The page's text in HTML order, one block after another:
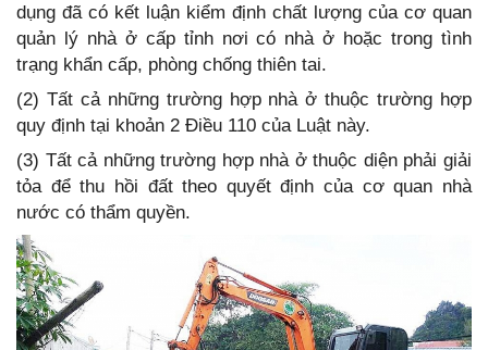
dụng đã có kết luận kiểm định chất lượng của cơ quan
quản lý nhà ở cấp tỉnh nơi có nhà ở hoặc trong tình
trạng khẩn cấp, phòng chống thiên tai.
(2) Tất cả những trường hợp nhà ở thuộc trường hợp
quy định tại khoản 2 Điều 110 của Luật này.
(3) Tất cả những trường hợp nhà ở thuộc diện phải giải
tỏa để thu hồi đất theo quyết định của cơ quan nhà
nước có thẩm quyền.